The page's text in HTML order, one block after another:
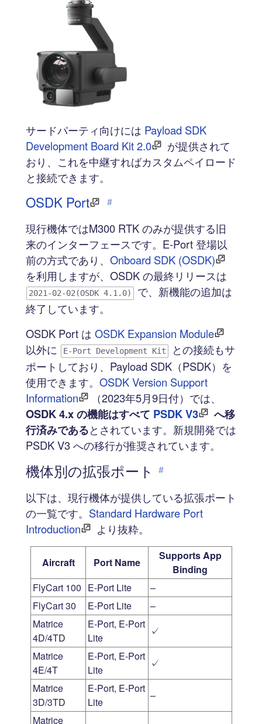
サードパーティ向けには Payload SDK
Development Board Kit 2.0
が提供されて
おり、これを中継すればカスタムペイロード
と接続できます。
OSDK Port #
現行機体ではM300 RTK のみが提供する旧
来のインターフェースです。E-Port 登場以
前の方式であり、 Onboard SDK (OSDK)
を利用しますが、OSDK の最終リリースは
2021-02-02(OSDK 4.1.0)
で、新機能の追加は
終了しています。
OSDK Port は OSDK Expansion Module
以外に
E-Port Development Kit
との接続もサ
ポートしており、Payload SDK（PSDK）を
使用できます。 OSDK Version Support
Information
（2023年5月9日付）では、
OSDK 4.x の機能はすべて PSDK V3
へ移
行済みであるとされています。新規開発では
PSDK V3 への移行が推奨されています。
機体別の拡張ポート #
以下は、現行機体が提供している拡張ポート
の一覧です。 Standard Hardware Port
Introduction
より抜粋。
Aircraft Port Name
Supports App
Binding
FlyCart 100 E-Port Lite
–
FlyCart 30
E-Port Lite
–
Matrice
4D/4TD
E-Port, E-Port
Lite
✓
Matrice
4E/4T
E-Port, E-Port
Lite
✓
Matrice
3D/3TD
E-Port, E-Port
Lite
–
Matrice